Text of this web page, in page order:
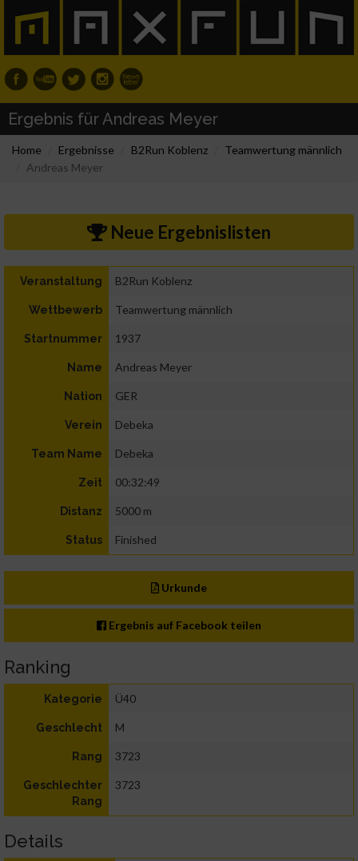
Ergebnis für Andreas Meyer
Home Ergebnisse B2Run Koblenz
Teamwertung männlich
Andreas Meyer
Neue Ergebnislisten
Veranstaltung B2Run Koblenz
Wettbewerb Teamwertung männlich
Startnummer 1937
Name Andreas Meyer
Nation GER
Verein Debeka
Team Name Debeka
Zeit 00:32:49
Distanz 5000 m
Status Finished
Urkunde
Ergebnis auf Facebook teilen
Ranking
Kategorie Ü40
Geschlecht M
Rang 3723
Geschlechter
Rang
3723
Details